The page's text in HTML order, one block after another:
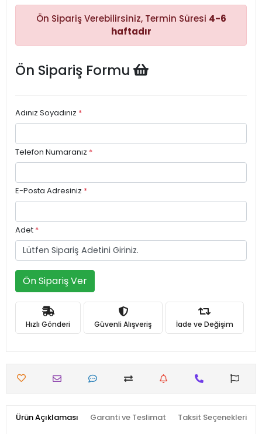
Ön Sipariş Verebilirsiniz, Termin Süresi 4-6
haftadır
Ön Sipariş Formu
Adınız Soyadınız *
Telefon Numaranız *
E-Posta Adresiniz *
Adet *
Ön Sipariş Ver
Hızlı Gönderi Güvenli Alışveriş İade ve Değişim
Ürün Açıklaması Garanti ve Teslimat Taksit Seçenekleri